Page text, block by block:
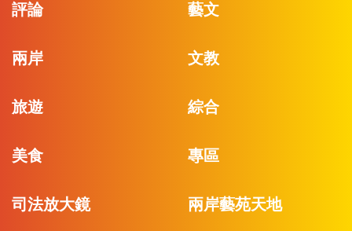
評論 藝文
兩岸 文教
旅遊 綜合
美食 專區
司法放大鏡 兩岸藝苑天地